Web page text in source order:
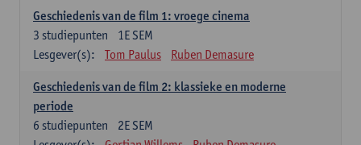
Geschiedenis van de film 1: vroege cinema
1E SEM
3 studiepunten
Lesgever(s):
Tom Paulus Ruben Demasure
Geschiedenis van de film 2: klassieke en moderne
periode
2E SEM
6 studiepunten